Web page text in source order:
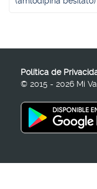
Política de
© 2015 - 2026 Mi